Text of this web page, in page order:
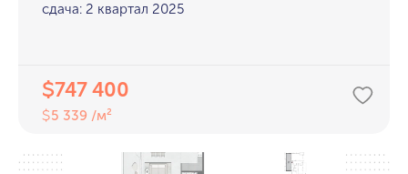
сдача: 2 квартал 2025
$747 400
$5 339 /м²